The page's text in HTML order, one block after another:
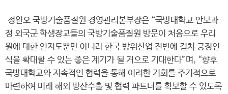
정완오 국방기술품질원 경영관리본부장은 “국방대학교 안보과
정 외국군 학생장교들의 국방기술품질원 방문이 처음으로 우리
원에 대한 인지도뿐만 아니라 한국 방위산업 전반에 걸쳐 긍정인
식을 확대할 수 있는 좋은 계기가 될 거으로 기대한다”며, “향후
국방대학교와 지속적인 협력을 통해 이러한 기회를 주기적으로
마련하여 미래 해외 방산수출 및 협력 파트너를 확보할 수 있도록